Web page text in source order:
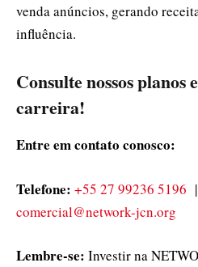
venda anúncios, gerando
influência.
Consulte nossos planos
carreira!
Entre em contato conosco:
Telefone: +55 27 99236 5196 |
comercial@network-jcn.org
Lembre-se: Investir na